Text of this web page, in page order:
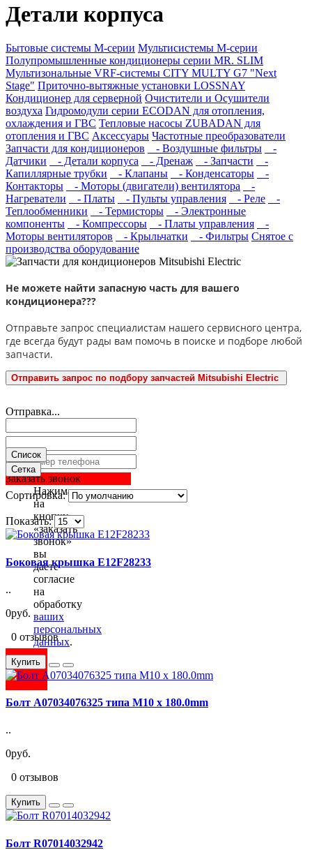
Детали корпуса
Бытовые системы M-серии Мультисистемы M-серии
Полупромышленные кондиционеры серии MR. SLIM
Мультизональные VRF-системы CITY MULTY G7 "Next
Stage" Приточно-вытяжные установки LOSSNAY
Кондиционер для серверной Очистители и Осушители
воздуха Гидромодули серии ECODAN для отопления,
охлаждения и ГВС Тепловые насосы ZUBADAN для
отопления и ГВС Аксесcуары Частотные преобразователи
Запчасти для кондиционеров
- Воздушные фильтры
-
Датчики
- Детали корпуса - Дренаж - Запчасти
-
Капиллярные трубки
- Клапаны - Конденсаторы
-
Контакторы
- Моторы (двигатели) вентилятора
-
Нагреватели
- Платы - Пульты управления - Реле
-
Теплообменники
- Термисторы
- Электронные
компоненты
- Компрессоры - Платы управления
-
Моторы вентиляторов
- Крыльчатки - Фильтры Снятое с
производства оборудование
Не можете найти запасную часть для вашего
кондиционера???
Отправьте запрос специалистам нашего сервисного центра,
где всегда будут рады вам помочь в поиске и подборе любой
запчасти.
Отправить запрос по подбору запчастей Mitsubishi Electric
Отправка...
Заказать звонок
Нажимая
на
кнопку
«заказать
звонок»
вы
даете
согласие
на
обработку
ваших
персональных
данных.
Список
Сетка
Сортировка:
Показать:
Боковая крышка E12F28233
..
0руб.
0 отзывов
Купить
Болт A07034076325 типа M10 x 180.0mm
..
0руб.
0 отзывов
Купить
Болт R07014032942